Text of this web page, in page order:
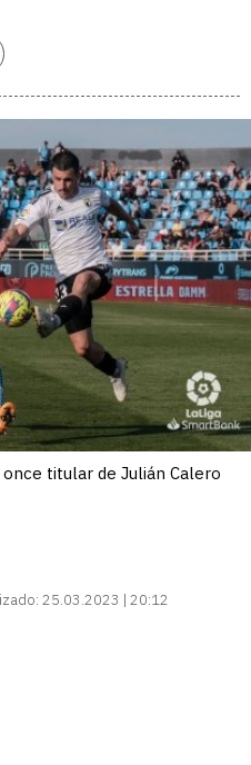
titular de Julián Calero
25.03.2023 | 20:12